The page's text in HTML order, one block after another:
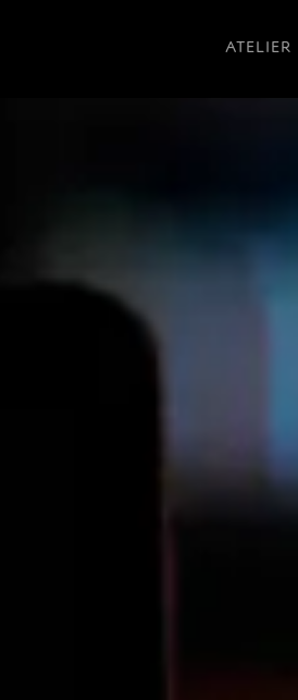
ATELIER